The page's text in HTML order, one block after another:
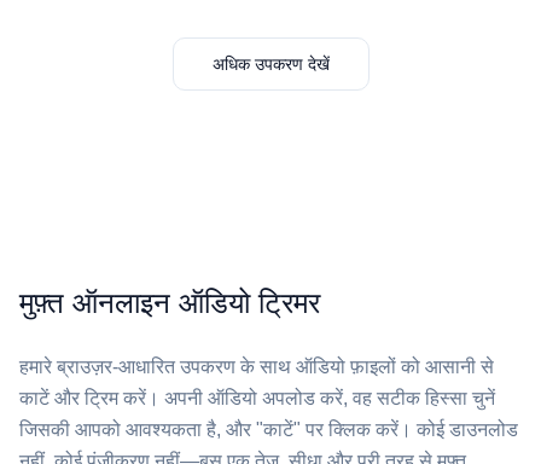
अधिक उपकरण देखें
मुफ़्त ऑनलाइन ऑडियो ट्रिमर
हमारे ब्राउज़र-आधारित उपकरण के साथ ऑडियो फ़ाइलों को आसानी से
काटें और ट्रिम करें। अपनी ऑडियो अपलोड करें, वह सटीक हिस्सा चुनें
जिसकी आपको आवश्यकता है, और "काटें" पर क्लिक करें। कोई डाउनलोड